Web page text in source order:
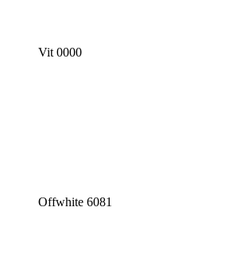
Vit 0000
Offwhite 6081